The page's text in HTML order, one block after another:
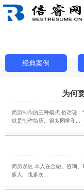
经典案例
为何
简历制作的三种模式 俗话说
就是制作简历。很多同学和...
简历误区 本人在金融、咨询
多人，也多次...